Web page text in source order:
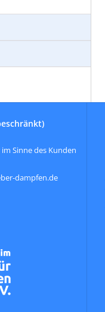
Sinne des Kunden
dampfen.de